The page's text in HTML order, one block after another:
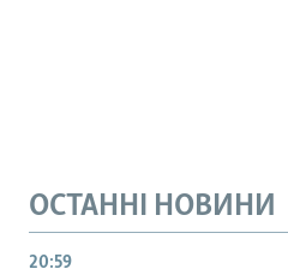
ОСТАННІ НОВИНИ
20:59